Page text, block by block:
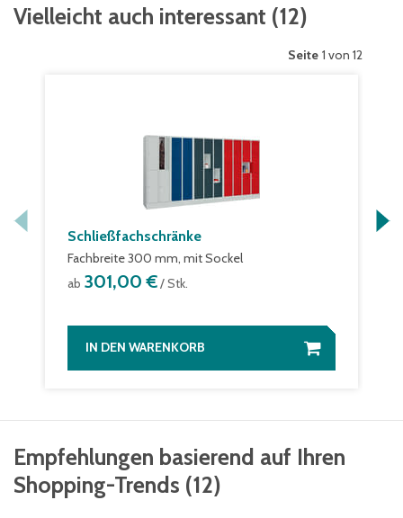
Vielleicht auch interessant (12)
Seite 1 von 12
Schließfachschränke
Fachbreite 300 mm, mit Sockel
ab 301,00 €/ Stk.
IN DEN WARENKORB
Empfehlungen basierend auf Ihren
Shopping-Trends (12)